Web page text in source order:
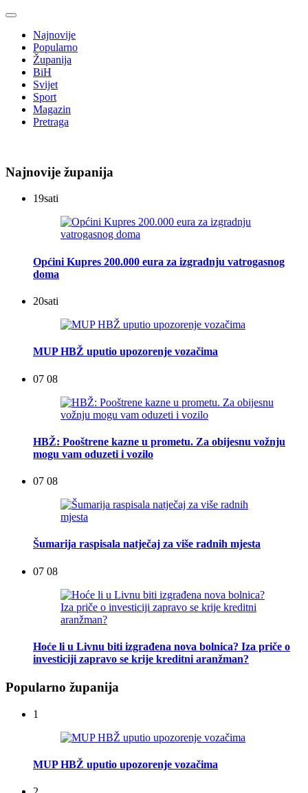
Najnovije
Popularno
Županija
BiH
Svijet
Sport
Magazin
Pretraga
Najnovije županija
19sati
Općini Kupres 200.000 eura za izgradnju vatrogasnog
doma
20sati
MUP HBŽ uputio upozorenje vozačima
07 08
HBŽ: Pooštrene kazne u prometu. Za obijesnu vožnju
mogu vam oduzeti i vozilo
07 08
Šumarija raspisala natječaj za više radnih mjesta
07 08
Hoće li u Livnu biti izgrađena nova bolnica? Iza priče o
investiciji zapravo se krije kreditni aranžman?
Popularno županija
1
MUP HBŽ uputio upozorenje vozačima